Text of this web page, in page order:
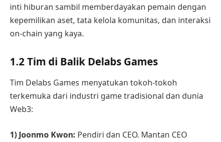
inti hiburan sambil memberdayakan pemain dengan
kepemilikan aset, tata kelola komunitas, dan interaksi
on-chain yang kaya.
1.2 Tim di Balik Delabs Games
Tim Delabs Games menyatukan tokoh-tokoh
terkemuka dari industri game tradisional dan dunia
Web3:
1) Joonmo Kwon: Pendiri dan CEO. Mantan CEO